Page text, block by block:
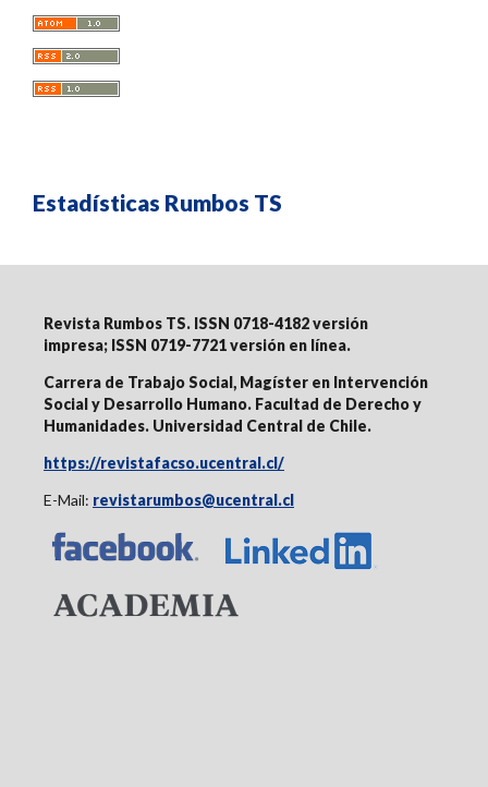
Estadísticas Rumbos TS
Revista Rumbos TS. ISSN 0718-4182 versión
impresa; ISSN 0719-7721 versión en línea.
Carrera de Trabajo Social, Magíster en Intervención
Social y Desarrollo Humano. Facultad de Derecho y
Humanidades. Universidad Central de Chile.
https://revistafacso.ucentral.cl/
E-Mail: revistarumbos@ucentral.cl